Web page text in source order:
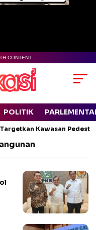
CONTENT
POLITIK
Kawasan